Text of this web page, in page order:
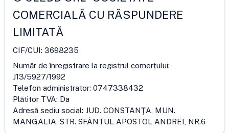
COMERCIALĂ CU RĂSPUNDERE
LIMITATĂ
CIF/CUI: 3698235
Număr de înregistrare la registrul comerțului:
J13/5927/1992
Telefon administrator: 0747338432
Plătitor TVA: Da
Adresă sediu social: JUD. CONSTANŢA, MUN.
MANGALIA, STR. SFÂNTUL APOSTOL ANDREI, NR.6